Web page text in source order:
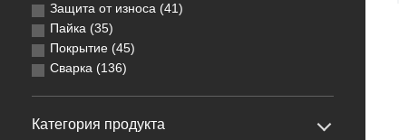
Защита от износа (41)
Пайка (35)
Покрытие (45)
Сварка (136)
Категория продукта